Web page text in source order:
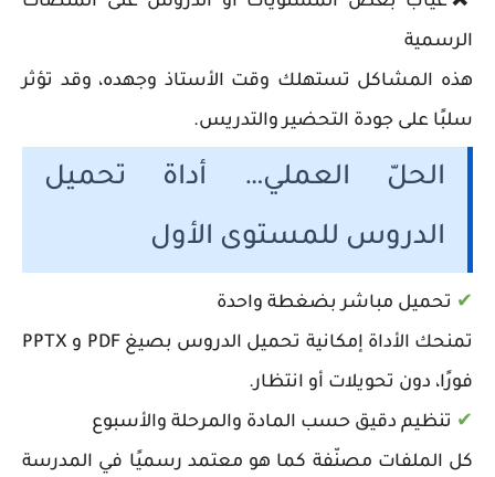
الرسمية
هذه المشاكل تستهلك وقت الأستاذ وجهده، وقد تؤثر
سلبًا على جودة التحضير والتدريس.
الحلّ العملي… أداة تحميل
الدروس للمستوى الأول
✔ تحميل مباشر بضغطة واحدة
تمنحك الأداة إمكانية تحميل الدروس بصيغ PDF و PPTX
فورًا، دون تحويلات أو انتظار.
✔ تنظيم دقيق حسب المادة والمرحلة والأسبوع
كل الملفات مصنّفة كما هو معتمد رسميًا في المدرسة